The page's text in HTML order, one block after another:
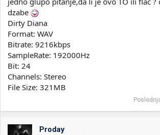
dzabe
Dirty Diana
Format: WAV
Bitrate: 9216kbps
SampleRate: 192000Hz
Bit: 24
Channels: Stereo
File Size: 321MB
Proday